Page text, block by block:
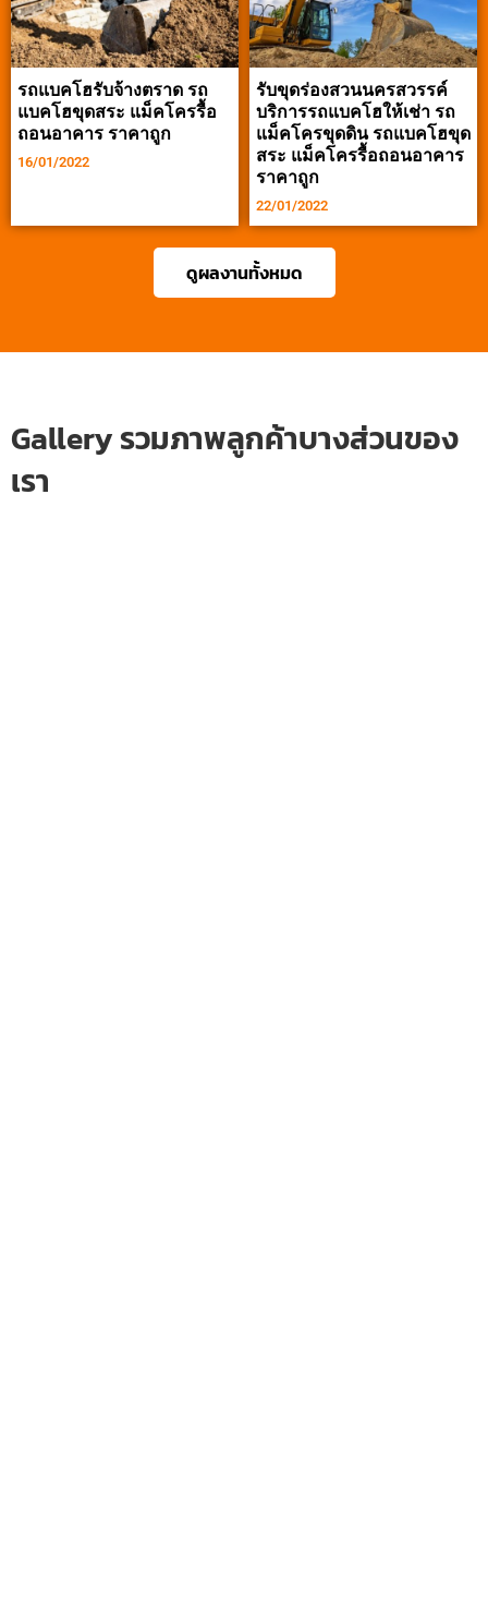
รถแบคโฮรับจ้างตราด รถ
แบคโฮขุดสระ แม็คโครรื้อ
ถอนอาคาร ราคาถูก
16/01/2022
รับขุดร่องสวนนครสวรรค์
บริการรถแบคโฮให้เช่า รถ
แม็คโครขุดดิน รถแบคโฮขุด
สระ แม็คโครรื้อถอนอาคาร
ราคาถูก
22/01/2022
ดูผลงานทั้งหมด
Gallery รวมภาพลูกค้าบางส่วนของ
เรา